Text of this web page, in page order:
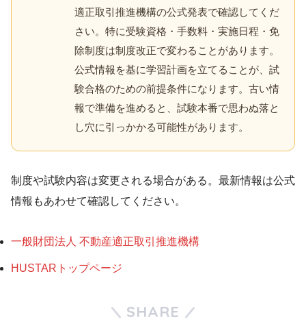
適正取引推進機構の公式発表で確認してくだ
さい。特に受験資格・手数料・実施日程・免
除制度は制度改正で変わることがあります。
公式情報を基に学習計画を立てることが、試
験合格のための前提条件になります。古い情
報で準備を進めると、試験本番で思わぬ落と
し穴に引っかかる可能性があります。
制度や試験内容は変更される場合がある。最新情報は公式
情報もあわせて確認してください。
一般財団法人 不動産適正取引推進機構
HUSTARトップページ
SHARE